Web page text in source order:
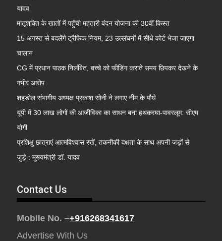
यादव
मातृशक्ति के खातों में पहुँची महतारी वंदन योजना की 30वीं किस्त
15 अगस्त से बदलेंगे ट्रैफिक नियम, 23 उल्लंघनों में सीधे कोर्ट भेजा जाएगा
चालान
CG में प्रधान पाठक निलंबित, बच्चे को फीडिंग कराते समय छिपकर देखने के
गंभीर आरोप
शहडोल संभागीय अध्यक्ष प्रकाश सोनी ने लगाए नीम के पौधे
यूपी में 30 लाख लोगों की आजीविका का साधन बना हथकरघा-पावरलूम: सीएम
योगी
प्रशिक्षु छात्राएं आत्मविश्वास रखें, तकनीकी दक्षता के साथ अपनी जड़ों से
जुड़े : मुख्यमंत्री डॉ. यादव
Contact Us
Mobile No. –+916268341617
Advertise With Us